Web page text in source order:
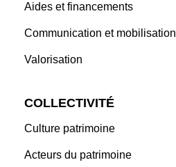
Aides et financements
Communication et mobilisation
Valorisation
COLLECTIVITÉ
Culture patrimoine
Acteurs du patrimoine